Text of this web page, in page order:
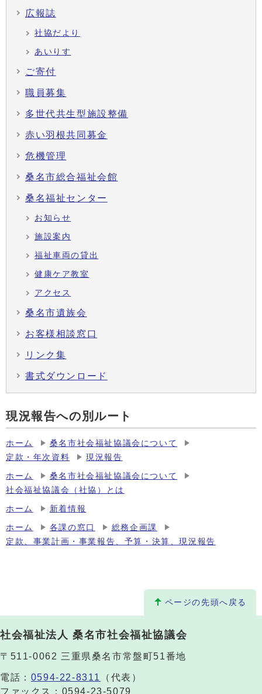
広報誌
社協だより
あいりす
ご寄付
職員募集
多世代共生型施設整備
赤い羽根共同募金
危機管理
桑名市総合福祉会館
桑名福祉センター
お知らせ
施設案内
福祉車両の貸出
健康ケア教室
アクセス
桑名市遺族会
お客様相談窓口
リンク集
書式ダウンロード
現況報告への別ルート
ホーム
桑名市社会福祉協議会について
定款・年次資料
現況報告
ホーム
桑名市社会福祉協議会について
社会福祉協議会（社協）とは
ホーム 新着情報
ホーム 各課の窓口
総務企画課
定款、事業計画・事業報告、予算・決算、現況報告
ページの先頭へ戻る
社会福祉法人 桑名市社会福祉協議会
〒511-0062 三重県桑名市常盤町51番地
電話： 0594-22-8311
（代表）
ファックス：0594-23-5079